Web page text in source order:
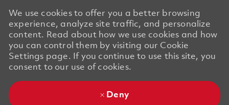
We use cookies to offer you a better browsing
experience, analyze site traffic, and personalize
content. Read about how we use cookies and how
you can control them by visiting our Cookie
Settings page. If you continue to use this site, you
consent to our use of cookies.
Deny